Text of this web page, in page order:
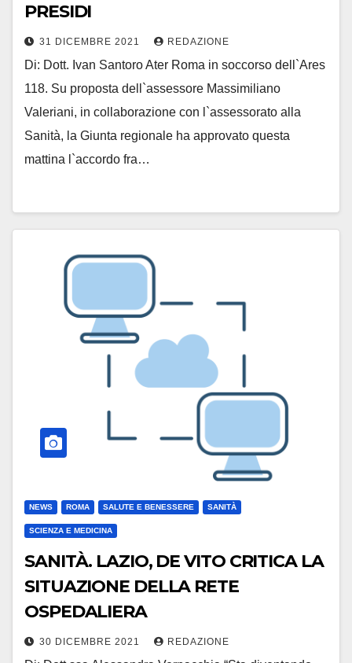
PRESIDI
31 DICEMBRE 2021 REDAZIONE
Di: Dott. Ivan Santoro Ater Roma in soccorso dell`Ares
118. Su proposta dell`assessore Massimiliano
Valeriani, in collaborazione con l`assessorato alla
Sanità, la Giunta regionale ha approvato questa
mattina l`accordo fra…
NEWS ROMA SALUTE E BENESSERE SANITÀ
SCIENZA E MEDICINA
SANITÀ. LAZIO, DE VITO CRITICA LA
SITUAZIONE DELLA RETE
OSPEDALIERA
30 DICEMBRE 2021 REDAZIONE